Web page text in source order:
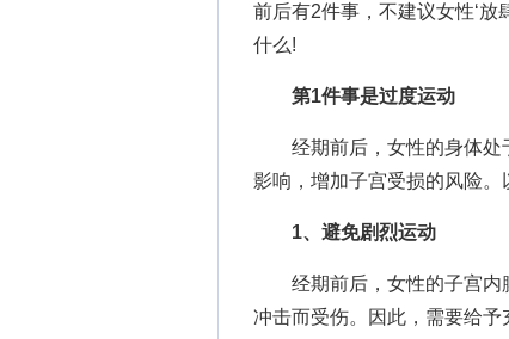
前后有2件事，不建议女性‘放
什么!
第1件事是过度运动
经期前后，女性的身体处
影响，增加子宫受损的风险。
1、避免剧烈运动
经期前后，女性的子宫内
冲击而受伤。因此，需要给